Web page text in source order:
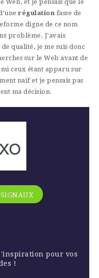
Web, et je pensais que le
régulation fasse de
digne de ce nom
problème. J'avais
qualité, je me suis donc
sur le Web avant de
ceux étant apparu sur
naïf et je pensais pas
ma décision.
pour vos
!